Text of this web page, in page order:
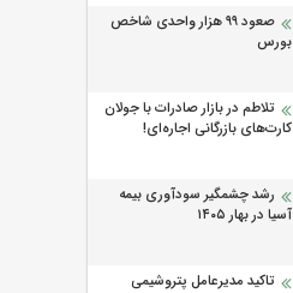
صعود ۹۹ هزار واحدی شاخص
بورس
تلاطم در بازار صادرات با جولان
کارت‌های بازرگانی اجاره‌ای!
رشد چشمگیر سودآوری بیمه
آسیا در بهار ۱۴۰۵
تاکید مدیرعامل پتروشیمی